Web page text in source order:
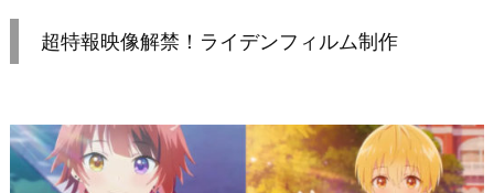
超特報映像解禁！ライデンフィルム制作